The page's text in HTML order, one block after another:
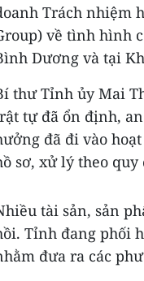
Trách nhiệm
về tình hình
Dương và tại
thư Tỉnh ủy Mai
tự đã ổn định,
đã đi vào
sơ, xử lý theo
tài sản, sản
Tỉnh đang phối
đưa ra các